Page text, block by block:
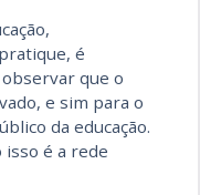
é
que o
e sim para o
da educação.
é a rede